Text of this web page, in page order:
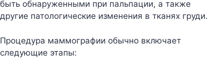
быть обнаруженными при пальпации, а также
другие патологические изменения в тканях груди.
Процедура маммографии обычно включает
следующие этапы: